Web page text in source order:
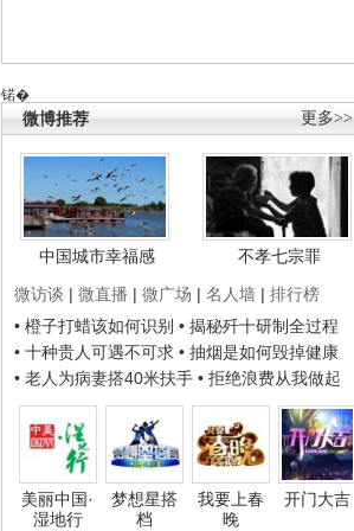
锘�
更多>>
微博推荐
中国城市幸福感
不孝七宗罪
微访谈 | 微直播 | 微广场 | 名人墙 | 排行榜
• 橙子打蜡该如何识别 • 揭秘歼十研制全过程
• 十种贵人可遇不可求 • 抽烟是如何毁掉健康
• 老人为病妻搭40米扶手 • 拒绝浪费从我做起
美丽中国·
湿地行
梦想星搭
档
我要上春
晚
开门大吉